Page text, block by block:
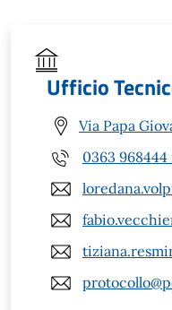
Ufficio
Via Papa
0363